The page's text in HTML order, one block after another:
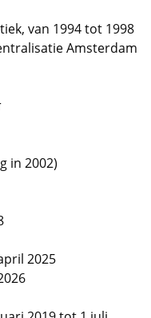
van 1994 tot 1998
Amsterdam
in 2002)
2025